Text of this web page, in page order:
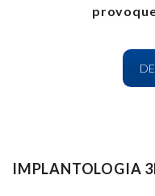
IMPLANTOLOGIA